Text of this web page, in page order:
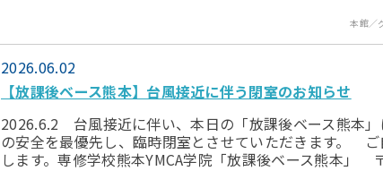
本館／
2026.06.02
【放課後ベース熊本】台風接近に伴う閉室のお知らせ
2026.6.2 台風接近に伴い、本日の「放課後ベース熊本
の安全を最優先し、臨時閉室とさせていただきます。
します。専修学校熊本YMCA学院「放課後ベース熊本」